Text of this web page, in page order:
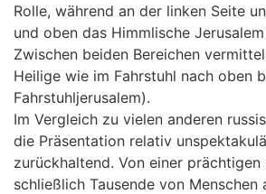
Rolle, während an der linken Seite
und oben das Himmlische
Zwischen beiden Bereichen
Heilige wie im Fahrstuhl nach oben
Fahrstuhljerusalem).
Im Vergleich zu vielen anderen
die Präsentation relativ
zurückhaltend. Von einer
schließlich Tausende von Menschen